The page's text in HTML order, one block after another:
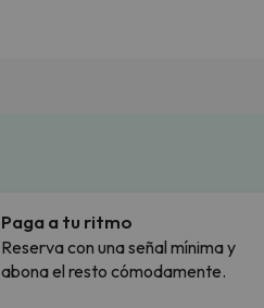
Paga a tu ritmo
Reserva con una señal mínima y
abona el resto cómodamente.